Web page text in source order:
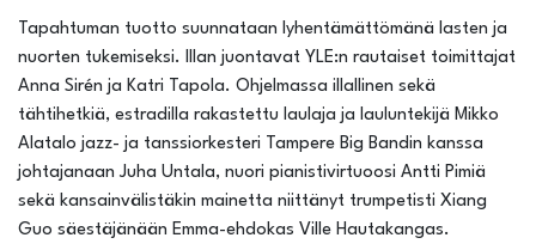
Tapahtuman tuotto suunnataan lyhentämättömänä lasten ja
nuorten tukemiseksi. Illan juontavat YLE:n rautaiset toimittajat
Anna Sirén ja Katri Tapola. Ohjelmassa illallinen sekä
tähtihetkiä, estradilla rakastettu laulaja ja lauluntekijä Mikko
Alatalo jazz- ja tanssiorkesteri Tampere Big Bandin kanssa
johtajanaan Juha Untala, nuori pianistivirtuoosi Antti Pimiä
sekä kansainvälistäkin mainetta niittänyt trumpetisti Xiang
Guo säestäjänään Emma-ehdokas Ville Hautakangas.